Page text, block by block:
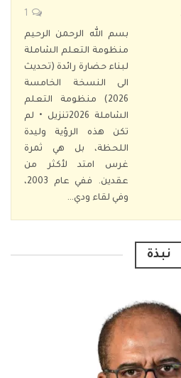
بسم الله الرحمن الرحيم
منظومة التعلم الشاملة
لبناء حضارة رائدة (تحديث
الى النسخة الخامسة
2026)
منظومة التعلم
الشاملة 2026تنزيل
• لم
تكن هذه الرؤية وليدة
اللحظة، بل هي ثمرة
غرس امتد لأكثر من
عقدين. ففي عام 2003،
وفي لقاء ودي…
نبذة